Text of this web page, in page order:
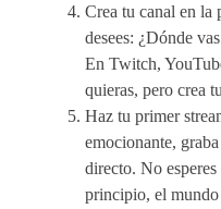
Crea tu canal en la
desees: ¿Dónde
En Twitch,
quieras, pero crea
Haz tu primer
emocionante,
directo. No
principio, el mundo